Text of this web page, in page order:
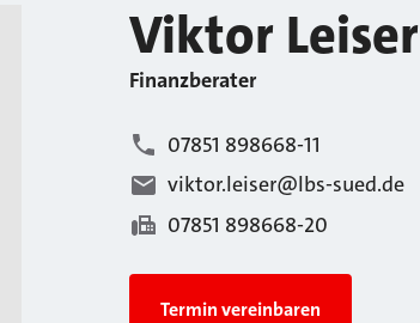
Viktor Leiser
Finanzberater
07851 898668-11
viktor.leiser@lbs-sued.de
07851 898668-20
Termin vereinbaren